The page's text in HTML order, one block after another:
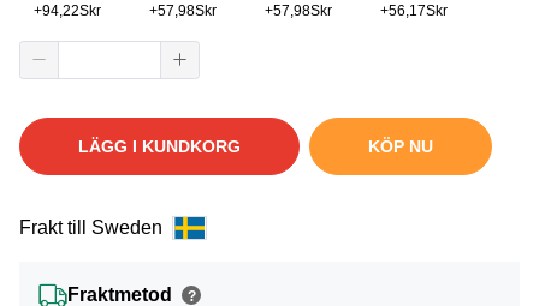
+94,22Skr +57,98Skr +57,98Skr +56,17Skr
LÄGG I KUNDKORG KÖP NU
Frakt till Sweden
Fraktmetod ?